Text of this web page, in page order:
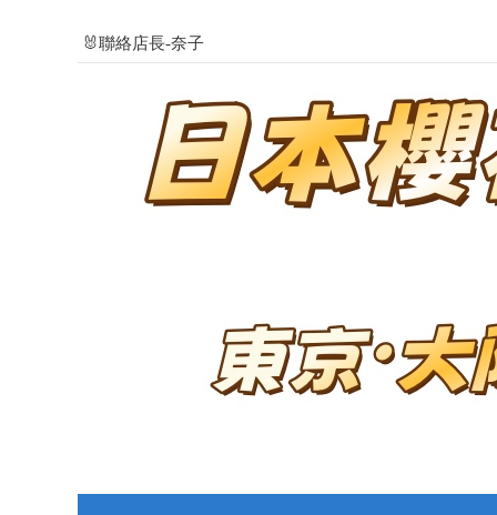
🐰聯絡店長-奈子